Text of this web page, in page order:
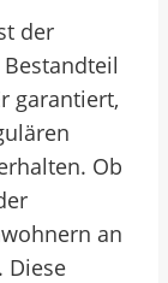
der
garantiert,
Ob
an
Diese